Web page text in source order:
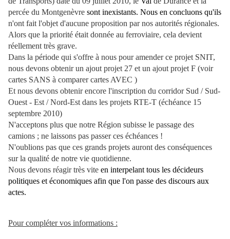
percée du Montgenèvre sont inexistants. Nous en concluons qu'ils
n'ont fait l'objet d'aucune proposition par nos autorités régionales.
Alors que la priorité était donnée au ferroviaire, cela devient
réellement très grave.
Dans la période qui s'offre à nous pour amender ce projet SNIT,
nous devons obtenir un ajout projet 27 et un ajout projet F (voir
cartes SANS à comparer cartes AVEC )
Et nous devons obtenir encore l'inscription du corridor Sud / Sud-
Ouest - Est / Nord-Est dans les projets RTE-T (échéance 15
septembre 2010)
N'acceptons plus que notre Région subisse le passage des
camions ; ne laissons pas passer ces échéances !
N'oublions pas que ces grands projets auront des conséquences
sur la qualité de notre vie quotidienne.
Nous devons réagir très vite en interpelant tous les décideurs
politiques et économiques afin que l'on passe des discours aux
actes.
Pour compléter vos informations :